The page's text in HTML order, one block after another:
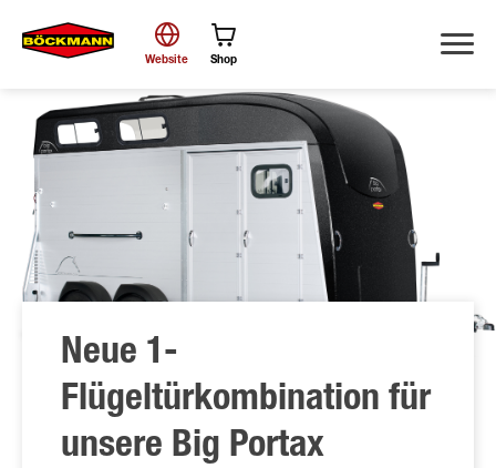
Suche
Website Shop
Neue 1-
Flügeltürkombination für
unsere Big Portax